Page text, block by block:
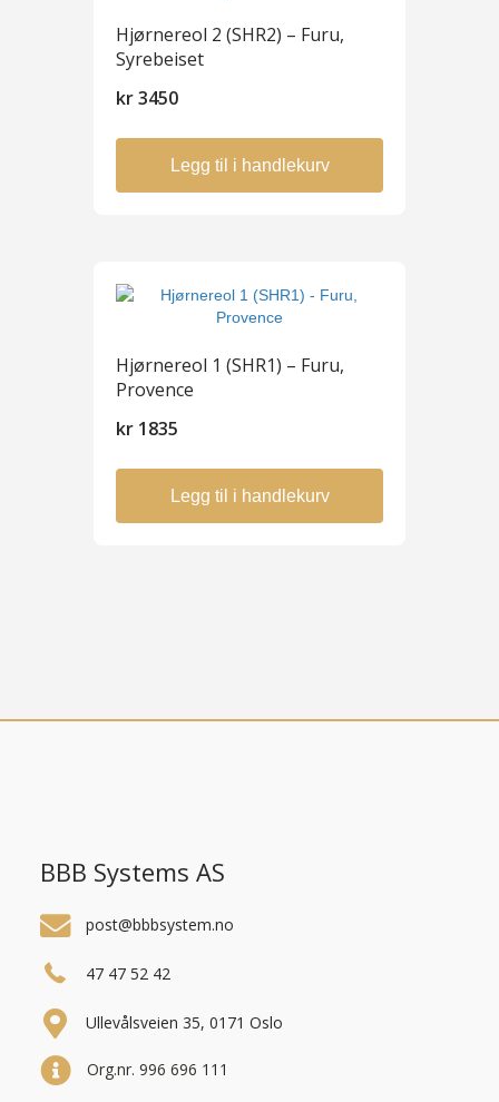
Hjørnereol 2 (SHR2) – Furu,
Syrebeiset
kr3450
Legg til i handlekurv
Hjørnereol 1 (SHR1) – Furu,
Provence
kr 1835
Legg til i handlekurv
BBB Systems AS
post@bbbsystem.no
47 47 52 42
Ullevålsveien 35, 0171 Oslo
Org.nr. 996 696 111